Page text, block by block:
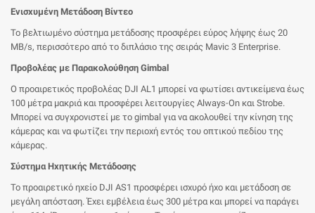
Ενισχυμένη Μετάδοση Βίντεο
Το βελτιωμένο σύστημα μετάδοσης προσφέρει εύρος λήψης έως 20
MB/s, περισσότερο από το διπλάσιο της σειράς Mavic 3 Enterprise.
Προβολέας με Παρακολούθηση Gimbal
Ο προαιρετικός προβολέας DJI AL1 μπορεί να φωτίσει αντικείμενα έως
100 μέτρα μακριά και προσφέρει λειτουργίες Always-On και Strobe.
Μπορεί να συγχρονιστεί με το gimbal για να ακολουθεί την κίνηση της
κάμερας και να φωτίζει την περιοχή εντός του οπτικού πεδίου της
κάμερας.
Σύστημα Ηχητικής Μετάδοσης
Το προαιρετικό ηχείο DJI AS1 προσφέρει ισχυρό ήχο και μετάδοση σε
μεγάλη απόσταση. Έχει εμβέλεια έως 300 μέτρα και μπορεί να παράγει